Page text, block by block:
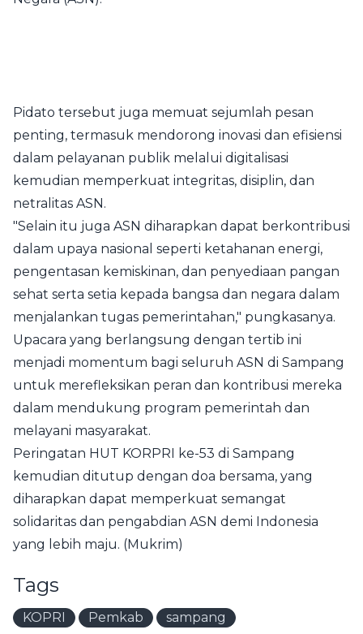
Pidato tersebut juga memuat sejumlah pesan
penting, termasuk mendorong inovasi dan efisiensi
dalam pelayanan publik melalui digitalisasi
kemudian memperkuat integritas, disiplin, dan
netralitas ASN.
"Selain itu juga ASN diharapkan dapat berkontribusi
dalam upaya nasional seperti ketahanan energi,
pengentasan kemiskinan, dan penyediaan pangan
sehat serta setia kepada bangsa dan negara dalam
menjalankan tugas pemerintahan," pungkasanya.
Upacara yang berlangsung dengan tertib ini
menjadi momentum bagi seluruh ASN di Sampang
untuk merefleksikan peran dan kontribusi mereka
dalam mendukung program pemerintah dan
melayani masyarakat.
Peringatan HUT KORPRI ke-53 di Sampang
kemudian ditutup dengan doa bersama, yang
diharapkan dapat memperkuat semangat
solidaritas dan pengabdian ASN demi Indonesia
yang lebih maju. (Mukrim)
Tags
KOPRI Pemkab sampang